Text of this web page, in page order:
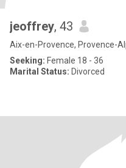
jeoffrey, 43
Aix-en-Provence, Provence-
Seeking: Female 18 - 36
Marital Status: Divorced